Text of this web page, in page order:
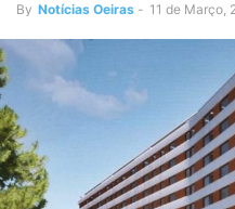
By Notícias Oeiras - 11 de Março,